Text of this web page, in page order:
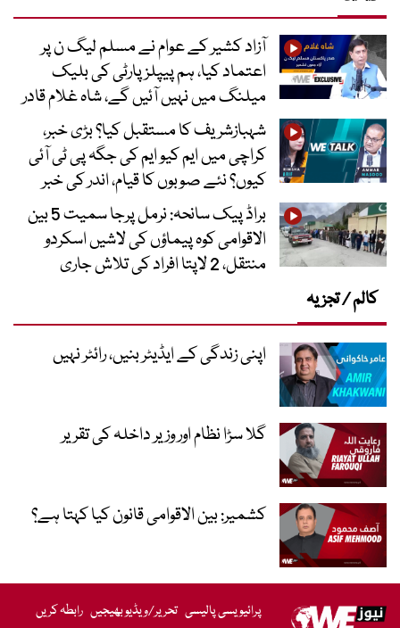
آزاد کشیر کے عوام نے مسلم لیگ ن پر
اعتماد کیا، ہم پیپلز پارٹی کی بلیک
میلنگ میں نہیں آئیں گے، شاہ غلام قادر
شہبازشریف کا مستقبل کیا؟ بڑی خبر،
کراچی میں ایم کیو ایم کی جگہ پی ٹی آئی
کیوں؟ نئے صوبوں کا قیام، اندر کی خبر
براڈ پیک سانحہ: نرمل پرجا سمیت 5 بین
الاقوامی کوہ پیماؤں کی لاشیں اسکردو
منتقل، 2 لاپتا افراد کی تلاش جاری
کالم / تجزیہ
اپنی زندگی کے ایڈیٹر بنیں، رائٹر نہیں
گلا سڑا نظام اور وزیر داخلہ کی تقریر
کشمیر: بین الاقوامی قانون کیا کہتا ہے؟
پرائیویسی پالیسی تحریر/ویڈیو بھیجیں رابطہ کریں